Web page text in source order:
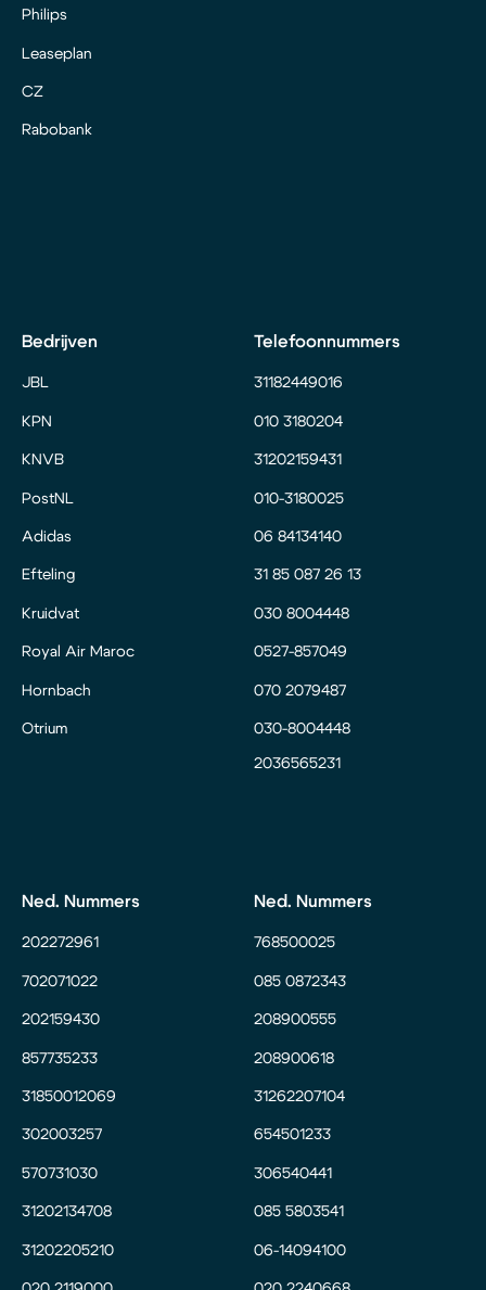
Philips
Leaseplan
CZ
Rabobank
Bedrijven
JBL
KPN
KNVB
PostNL
Adidas
Efteling
Kruidvat
Royal Air Maroc
Hornbach
Otrium
Telefoonnummers
31182449016
010 3180204
31202159431
010-3180025
06 84134140
31 85 087 26 13
030 8004448
0527-857049
070 2079487
030-8004448
2036565231
Ned. Nummers
202272961
702071022
202159430
857735233
31850012069
302003257
570731030
31202134708
31202205210
Ned. Nummers
768500025
085 0872343
208900555
208900618
31262207104
654501233
306540441
085 5803541
06-14094100